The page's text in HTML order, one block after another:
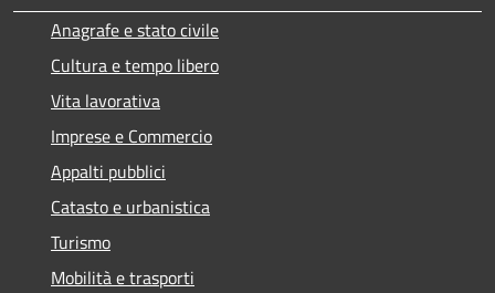
Anagrafe e stato civile
Cultura e tempo libero
Vita lavorativa
Imprese e Commercio
Appalti pubblici
Catasto e urbanistica
Turismo
Mobilità e trasporti